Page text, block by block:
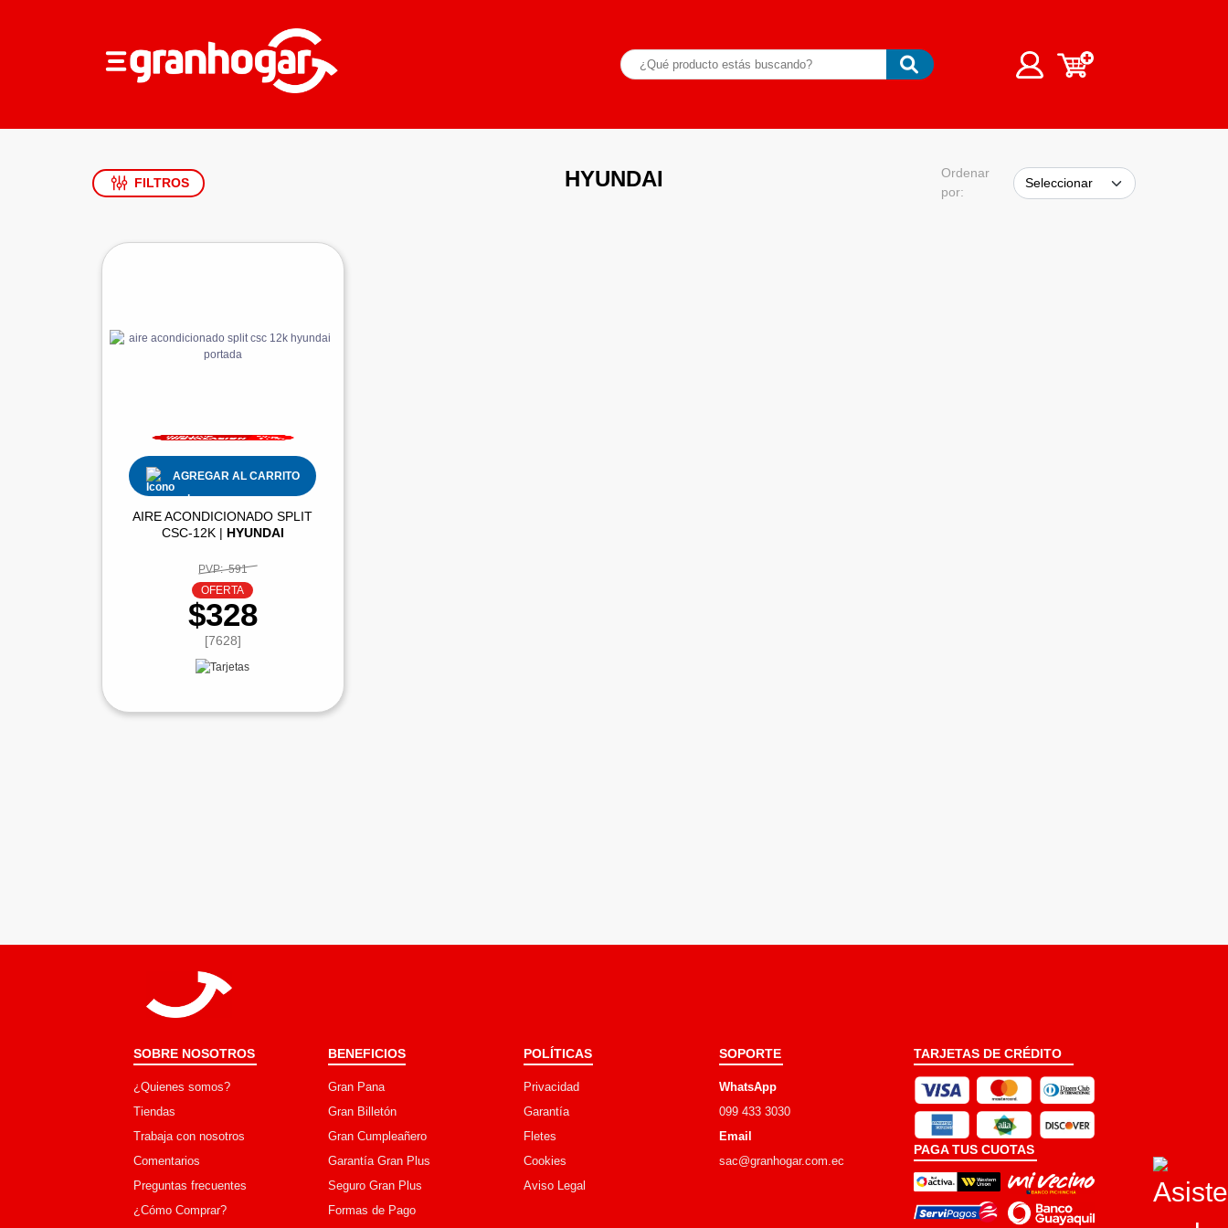
FILTROS HYUNDAI
Ordenar
por:
AGREGAR AL CARRITO
AIRE ACONDICIONADO SPLIT
CSC-12K | HYUNDAI
PVP: 591
OFERTA
$328
[7628]
SOBRE NOSOTROS
¿Quienes somos?
Tiendas
Trabaja con nosotros
Comentarios
Preguntas frecuentes
¿Cómo Comprar?
BENEFICIOS
Gran Pana
Gran Billetón
Gran Cumpleañero
Garantía Gran Plus
Seguro Gran Plus
Formas de Pago
POLÍTICAS
Privacidad
Garantía
Fletes
Cookies
Aviso Legal
SOPORTE
WhatsApp
099 433 3030
Email
sac@granhogar.com.ec
TARJETAS DE CRÉDITO
PAGA TUS CUOTAS